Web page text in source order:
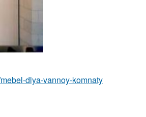
dlya-vannoy-komnaty